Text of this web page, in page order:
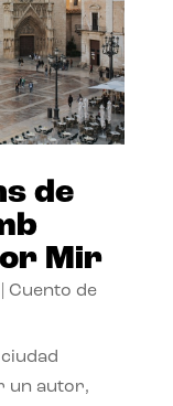
de
Mir
Cuento de
un autor,